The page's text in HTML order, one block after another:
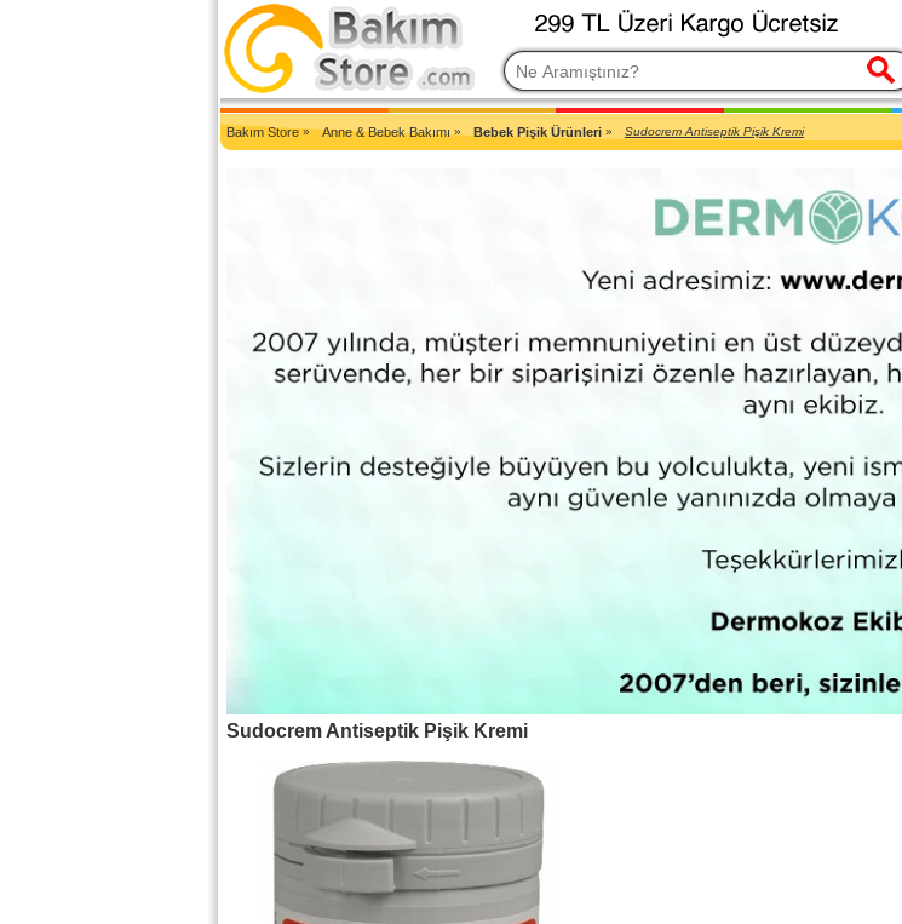
2007'den Beri Türkiye'nin En Güncel Bakım Ürünleri Eczane Sitesi
Bakım Store» Anne & Bebek Bakımı » Bebek Pişik Ürünleri » Sudocrem Antiseptik Pişik Kremi
Sudocrem Antiseptik Pişik Kremi